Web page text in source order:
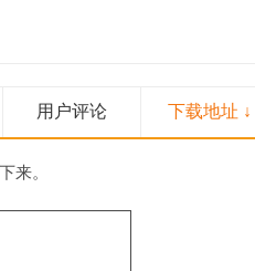
用户评论 下载地址 ↓
来。